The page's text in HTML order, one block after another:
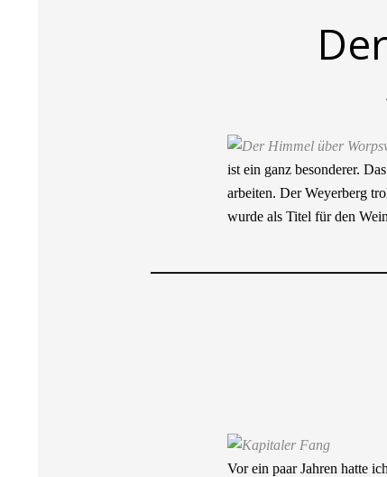
ist ein ganz besonderer.
arbeiten. Der Weyerberg
wurde als Titel für den
Vor ein paar Jahren hatte